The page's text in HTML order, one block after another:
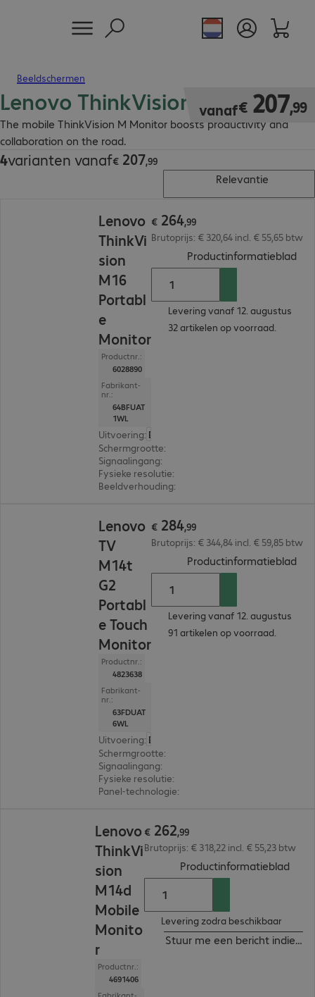
Beeldschermen
Lenovo ThinkVision M Monitor
The mobile ThinkVision M Monitor boosts productivity and
collaboration on the road.
vanaf€ 207,99
€ 207,99
4varianten vanaf€ 207,99
€ 207,99
Relevantie
Lenovo
ThinkVi
sion
M16
Portabl
e
Monitor
Productnr.:
6028890
Fabrikant-
nr.:
64BFUAT
1WL
Uitvoering:
Schermgrootte:
Signaalingang:
Fysieke resolutie:
Beeldverhouding:
€ 264,99
Brutoprijs: € 320,64 incl. € 55,65 btw
Productinformatieblad
Levering vanaf 12. augustus
32 artikelen op voorraad.
Lenovo
TV
M14t
G2
Portabl
e Touch
Monitor
Productnr.:
4823638
Fabrikant-
nr.:
63FDUAT
6WL
Uitvoering:
Schermgrootte:
Signaalingang:
Fysieke resolutie:
Panel-technologie:
€ 284,99
Brutoprijs: € 344,84 incl. € 59,85 btw
Productinformatieblad
Levering vanaf 12. augustus
91 artikelen op voorraad.
Lenovo
ThinkVi
sion
M14d
Mobile
Monito
r
Productnr.:
4691406
€ 262,99
Brutoprijs: € 318,22 incl. € 55,23 btw
Productinformatieblad
Levering zodra beschikbaar
Stuur me een bericht indien